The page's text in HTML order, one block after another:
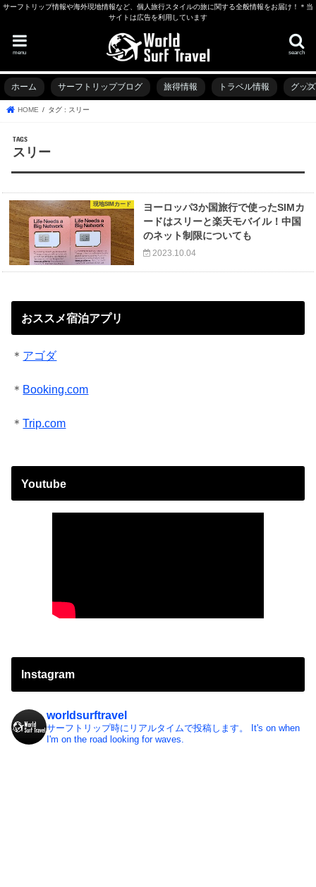
サーフトリップ情報や海外現地情報など、個人旅行スタイルの旅に関する全般情報をお届け！＊当
サイトは広告を利用しています
search
menu
ホーム サーフトリップブログ 旅得情報 トラベル情報 グッ
HOME タグ : スリー
スリー
現地SIMカード
ヨーロッパ3か国旅行で使ったSIMカ
ードはスリーと楽天モバイル！中国
のネット制限についても
2023.10.04
おススメ宿泊アプリ
＊ アゴダ
＊ Booking.com
＊Trip.com
Youtube
Instagram
worldsurftravel
サーフトリップ時にリアルタイムで投稿します。
It's on when
I'm on the road looking for waves.